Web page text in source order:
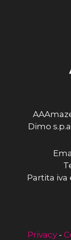
Dimo
Partita iva
Privacy-